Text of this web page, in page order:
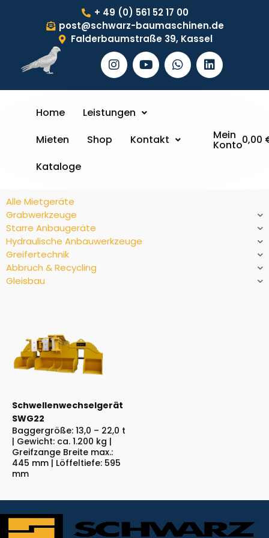
+ 49 (0) 561 52 17 00
post@schwarz-baumaschinen.de
Falderbaumstraße 39, Kassel
Home
Leistungen
Mieten
Shop
Kontakt
Kataloge
Mein
Konto0,00
Alle Mietgeräte
Grabwerkzeuge
Starre Anbaugeräte
Hydraulische Anbauwerkzeuge
Greifertechnik
Abbruch & Recycling
Gleisbau
Schwellenwechselgerät
SWG22
Baggergröße: 13,0 – 22,0 t
| Gewicht: ca. 1.200 kg |
Greifzange Breite max.:
445 mm | Löffeltiefe: 595
mm